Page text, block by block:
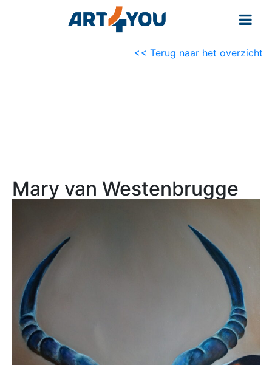
<< Terug naar het overzicht
Mary van Westenbrugge